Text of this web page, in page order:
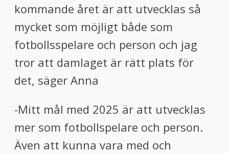
kommande året är att utvecklas så
mycket som möjligt både som
fotbollsspelare och person och jag
tror att damlaget är rätt plats för
det, säger Anna
-Mitt mål med 2025 är att utvecklas
mer som fotbollspelare och person.
Även att kunna vara med och